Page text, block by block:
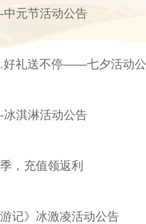
中元节活动公告
好礼送不停——七夕活动
冰淇淋活动公告
，充值领返利
游记》冰激凌活动公告